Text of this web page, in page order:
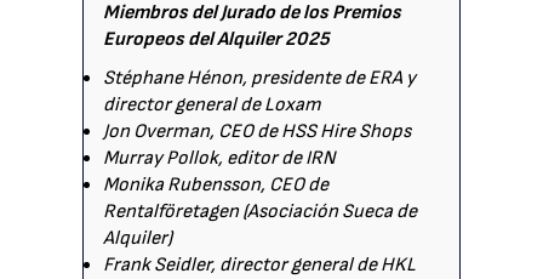
Miembros del Jurado de los Premios
Europeos del Alquiler 2025
Stéphane Hénon, presidente de ERA y
director general de Loxam
Jon Overman, CEO de HSS Hire Shops
Murray Pollok, editor de IRN
Monika Rubensson, CEO de
Rentalföretagen (Asociación Sueca de
Alquiler)
Frank Seidler, director general de HKL